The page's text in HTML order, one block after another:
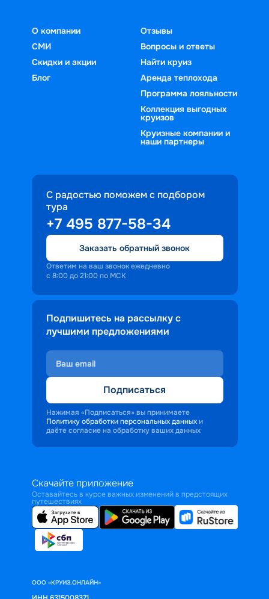
О компании
СМИ
Скидки и акции
Блог
Отзывы
Вопросы и ответы
Найти круиз
Аренда теплохода
Программа лояльности
Коллекция выгодных
круизов
Круизные компании и
наши партнеры
С радостью поможем с подбором
тура
+7 495 877-58-34
Заказать обратный звонок
Ответим на ваш звонок ежедневно
с 8:00 до 21:00 по МСК
Подпишитесь на рассылку с
лучшими предложениями
Подписаться
Нажимая «Подписаться» вы принимаете
Политику обработки персональных данных и
даёте согласие на обработку ваших данных
Скачайте приложение
Оставайтесь в курсе важных изменений в предстоящих
путешествиях
ООО «КРУИЗ.ОНЛАЙН»